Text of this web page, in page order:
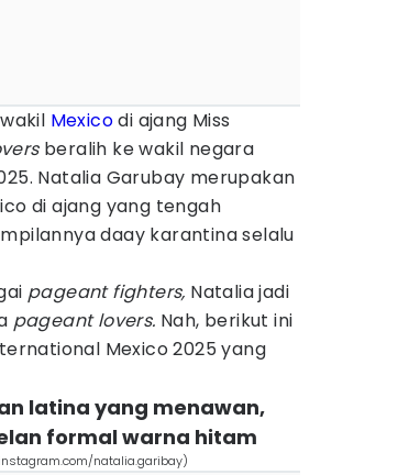
Mexicodi ajang Miss
beralih ke wakil negara
Natalia Garubay merupakan
di ajang yang tengah
daay karantina selalu
pageant fighters, Natalia jadi
pageant lovers. Nah, berikut ini
Mexico 2025 yang
latina yang menawan,
formal warna hitam
natalia.garibay)